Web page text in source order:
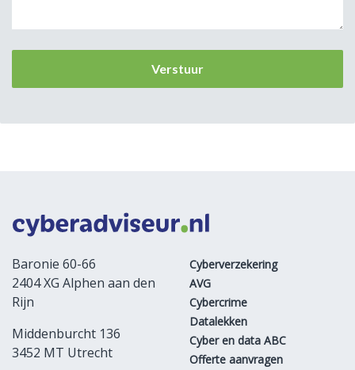
Baronie 60-66
2404 XG Alphen aan den
Rijn
Middenburcht 136
3452 MT Utrecht
Cyberverzekering
AVG
Cybercrime
Datalekken
Cyber en data ABC
Offerte aanvragen